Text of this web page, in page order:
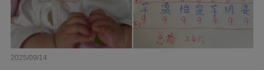
2025/09/14